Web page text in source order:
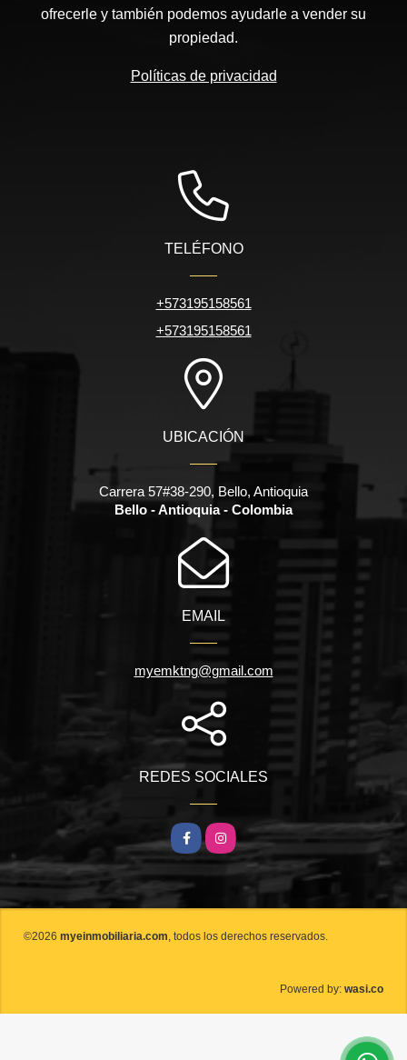
ofrecerle y también podemos ayudarle a vender su
propiedad.
Políticas de privacidad
TELÉFONO
+573195158561
+573195158561
UBICACIÓN
Carrera 57#38-290, Bello, Antioquia
Bello - Antioquia - Colombia
EMAIL
myemktng@gmail.com
REDES SOCIALES
FacebookInstagram
©2026 myeinmobiliaria.com, todos los derechos reservados.
Powered by: wasi.co